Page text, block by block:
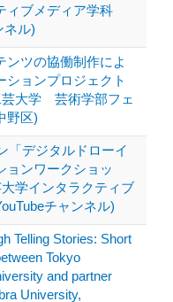
ィブメディア学科
ネル)
ンツの協働制作によ
ションプロジェクト
芸大学 芸術学部フェ
野区)
「デジタルドローイ
ョンワークショッ
学インタラクティブ
チャンネル)
Telling Stories: Short
Tokyo
and partner
University,